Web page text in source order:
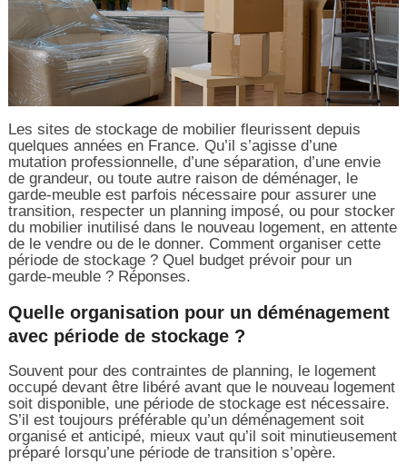
Les sites de stockage de mobilier fleurissent depuis
quelques années en France. Qu’il s’agisse d’une
mutation professionnelle, d’une séparation, d’une envie
de grandeur, ou toute autre raison de déménager, le
garde-meuble est parfois nécessaire pour assurer une
transition, respecter un planning imposé, ou pour stocker
du mobilier inutilisé dans le nouveau logement, en attente
de le vendre ou de le donner. Comment organiser cette
période de stockage ? Quel budget prévoir pour un
garde-meuble ? Réponses.
Quelle organisation pour un déménagement
avec période de stockage ?
Souvent pour des contraintes de planning, le logement
occupé devant être libéré avant que le nouveau logement
soit disponible, une période de stockage est nécessaire.
S’il est toujours préférable qu’un déménagement soit
organisé et anticipé, mieux vaut qu’il soit minutieusement
préparé lorsqu’une période de transition s’opère.